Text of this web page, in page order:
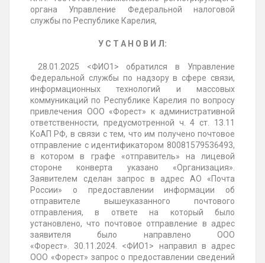
органа Управление Федеральной налоговой
службы по Республике Карелия,
У С Т А Н О В И Л:
28.01.2025 <ФИО1> обратился в Управление
Федеральной службы по надзору в сфере связи,
информационных технологий и массовых
коммуникаций по Республике Карелия по вопросу
привлечения ООО «Форест» к административной
ответственности, предусмотренной ч. 4 ст. 13.11
КоАП РФ, в связи с тем, что им получено почтовое
отправление с идентификатором 80081579536493,
в котором в графе «отправитель» на лицевой
стороне конверта указано «Организация».
Заявителем сделан запрос в адрес АО «Почта
России» о предоставлении информации об
отправителе вышеуказанного почтового
отправления, в ответе на который было
установлено, что почтовое отправление в адрес
заявителя было направлено ООО
«Форест». 30.11.2024. <ФИО1> направил в адрес
ООО «Форест» запрос о предоставлении сведений